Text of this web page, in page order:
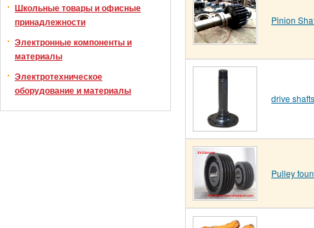
Школьные товары и офисные
принадлежности
Электронные компоненты и
материалы
Электротехническое
оборудование и материалы
Pinion
drive shafts
Pulley